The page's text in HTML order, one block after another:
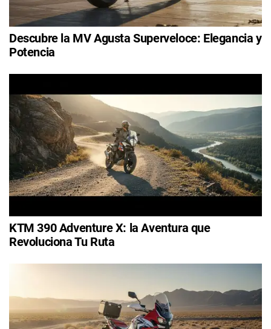
Descubre la MV Agusta Superveloce: Elegancia y
Potencia
KTM 390 Adventure X: la Aventura que
Revoluciona Tu Ruta